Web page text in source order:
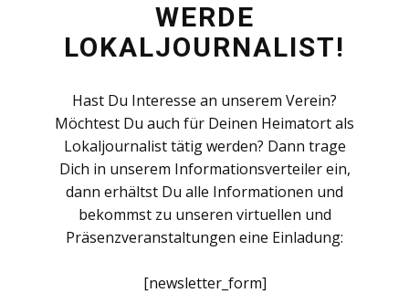
WERDE
LOKALJOURNALIST!
Hast Du Interesse an unserem Verein?
Möchtest Du auch für Deinen Heimatort als
Lokaljournalist tätig werden? Dann trage
Dich in unserem Informationsverteiler ein,
dann erhältst Du alle Informationen und
bekommst zu unseren virtuellen und
Präsenzveranstaltungen eine Einladung:
[newsletter_form]